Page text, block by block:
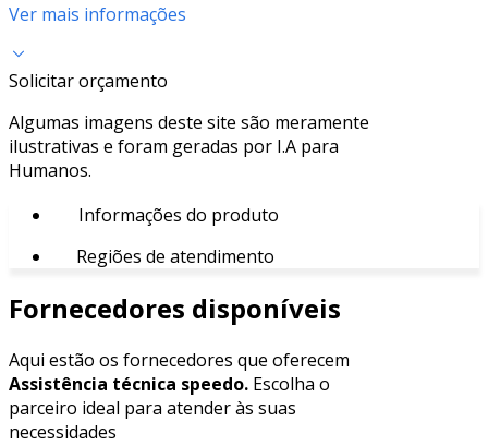
Ver mais informações
Solicitar orçamento
Algumas imagens deste site são meramente
ilustrativas e foram geradas por I.A para
Humanos.
Informações do produto
Regiões de atendimento
Fornecedores disponíveis
Aqui estão os fornecedores que oferecem
Assistência técnica speedo. Escolha o
parceiro ideal para atender às suas
necessidades